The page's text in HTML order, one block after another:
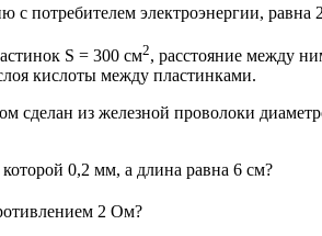
потребителем электроэнергии,
S = 300 см2, расстояние между
кислоты между пластинками.
из железной проволоки
0,2 мм, а длина равна 6 см?
2 Ом?